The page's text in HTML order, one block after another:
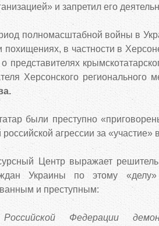
и запретил его
полномасштабной войны в
похищениях, в частности в
представителях
Херсонского регионального
были преступно
агрессии за «участие»
Центр выражает
Украины по этому «делу»
и преступным:
Федерации